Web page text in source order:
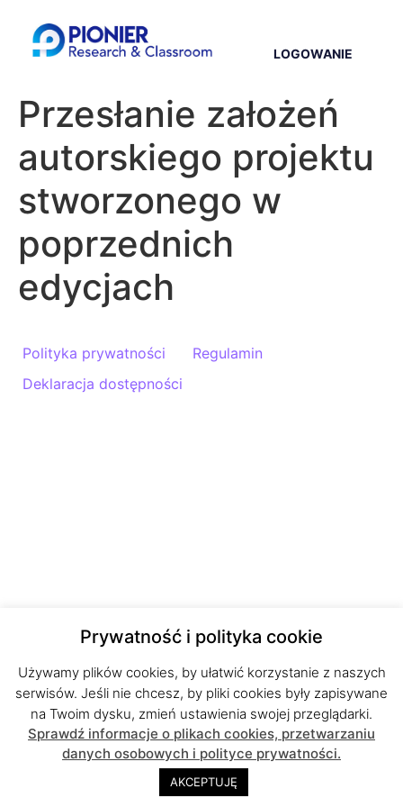
LOGOWANIE
Przesłanie założeń
autorskiego projektu
stworzonego w
poprzednich
edycjach
Polityka prywatności
Regulamin
Deklaracja dostępności
Prywatność i polityka cookie
Używamy plików cookies, by ułatwić korzystanie z naszych
serwisów. Jeśli nie chcesz, by pliki cookies były zapisywane
na Twoim dysku, zmień ustawienia swojej przeglądarki.
Sprawdź informacje o plikach cookies, przetwarzaniu
danych osobowych i polityce prywatności.
AKCEPTUJĘ